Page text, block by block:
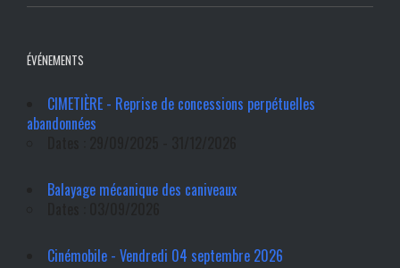
ÉVÉNEMENTS
CIMETIÈRE - Reprise de concessions perpétuelles
abandonnées
Balayage mécanique des caniveaux
Cinémobile - Vendredi 04 septembre 2026